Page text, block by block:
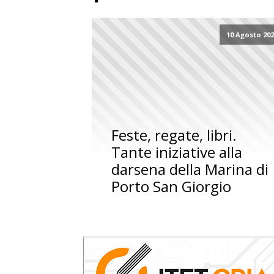
10 Agosto
Feste, regate, libri.
Tante iniziative alla
darsena della Marina di
Porto San Giorgio